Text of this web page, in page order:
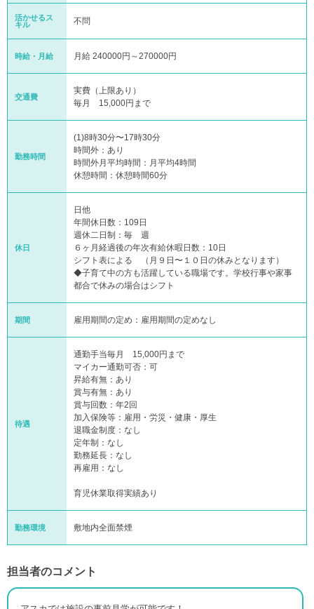
活かせるス
キル
不問
時給・月給 月給 240000円～270000円
交通費
実費（上限あり）
毎月 15,000円まで
勤務時間
(1)8時30分〜17時30分
時間外：あり
時間外月平均時間：月平均4時間
休憩時間：休憩時間60分
休日
日他
年間休日数：109日
週休二日制：毎 週
６ヶ月経過後の年次有給休暇日数：10日
シフト表による （月９日〜１０日の休みとなります）
◆子育て中の方も活躍している職場です。学校行事や家事
都合で休みの場合はシフト
期間 雇用期間の定め：雇用期間の定めなし
待遇
通勤手当毎月 15,000円まで
マイカー通勤可否：可
昇給有無：あり
賞与有無：あり
賞与回数：年2回
加入保険等：雇用・労災・健康・厚生
退職金制度：なし
定年制：なし
勤務延長：なし
再雇用：なし
育児休業取得実績あり
勤務環境 敷地内全面禁煙
担当者のコメント